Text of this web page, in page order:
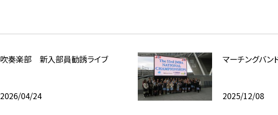
吹奏楽部 新入部員勧誘ライブ
2026/04/24
マーチングバン
2025/12/08